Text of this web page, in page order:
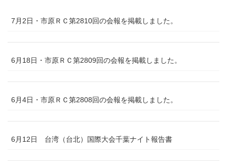
7月2日・市原ＲＣ第2810回の会報を掲載しました。
6月18日・市原ＲＣ第2809回の会報を掲載しました。
6月4日・市原ＲＣ第2808回の会報を掲載しました。
6月12日 台湾（台北）国際大会千葉ナイト報告書